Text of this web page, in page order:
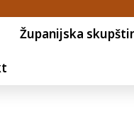
Županijska